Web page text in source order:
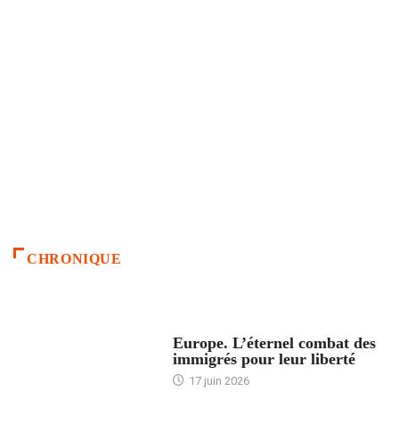
CHRONIQUE
Europe. L’éternel combat des
immigrés pour leur liberté
17 juin 2026